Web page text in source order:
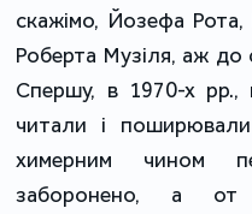
скажімо, Йозефа
Роберта Музіля, аж до
Спершу, в 1970-х рр.,
читали і
химерним чином
заборонено, а от